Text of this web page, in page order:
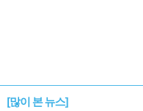
[많이 본 뉴스]